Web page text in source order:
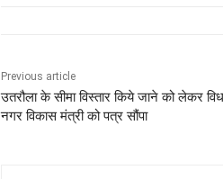
o
o
p
p
er
Previous article
उतरौला के सीमा विस्तार किये जाने को लेकर
नगर विकास मंत्री को पत्र सौंपा